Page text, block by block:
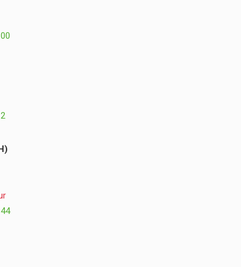
plezier terug op de samenwerking en kunnen